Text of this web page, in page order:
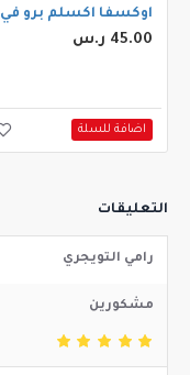
اوكسفا اكسلم برو في3
45.00 ر.س
اضافة للسلة
التعليقات
رامي التويجري
مشكورين